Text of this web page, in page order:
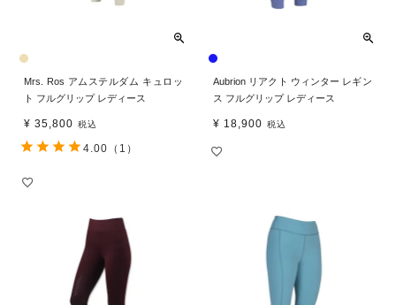
Mrs. Ros アムステルダム キュロッ
ト フルグリップ レディース
¥ 35,800 税込
4.00 （1）
Aubrion リアクト ウィンター レギン
ス フルグリップ レディース
¥ 18,900 税込